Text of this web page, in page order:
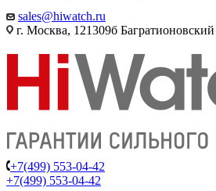
sales@hiwatch.ru
г. Москва, 121309б
+7(499) 553-04-42
+7(499) 553-04-42